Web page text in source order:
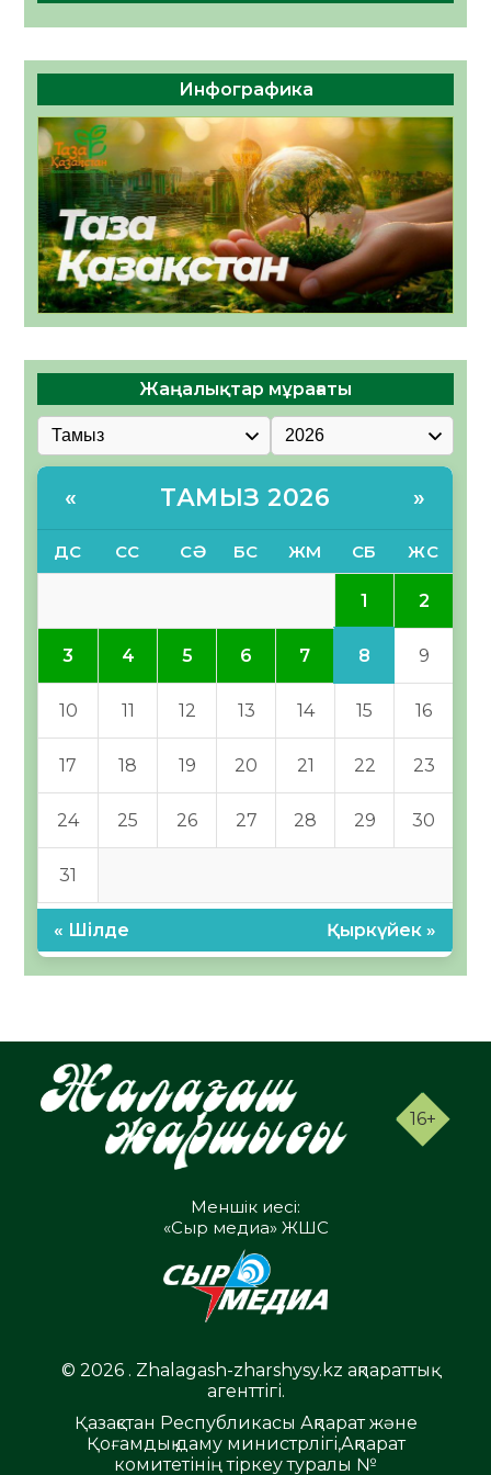
Инфографика
Жаңалықтар мұрағаты
« ТАМЫЗ 2026 »
ДС СС СӘ БС ЖМ СБ ЖС
1 2
3 4 5 6 7 8 9
10 11 12 13 14 15 16
17 18 19 20 21 22 23
24 25 26 27 28 29 30
31
« Шілде Қыркүйек »
16+
Меншік иесі:
«Сыр медиа» ЖШС
© 2026 . Zhalagash-zharshysy.kz ақпараттық
агенттігі.
Қазақстан Республикасы Ақпарат және
Қоғамдық даму министрлігі,Ақпарат
комитетінің тіркеу туралы №